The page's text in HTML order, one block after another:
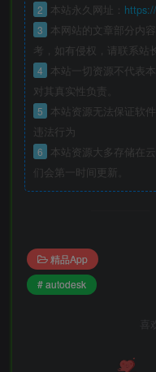
2 本站永久网址：
3
本网站的文章部分内
考，如有侵权，请联系站
4
本站一切资源不代表
对其真实性负责。
5
本站资源无法保证软
违法行为
6
本站资源大多存储在
们会第一时间更新。
精品App
# autodesk